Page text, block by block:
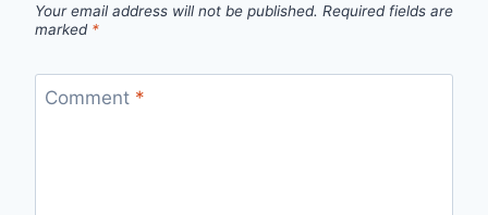
Your email address will not be published. Required fields are
marked *
Comment *